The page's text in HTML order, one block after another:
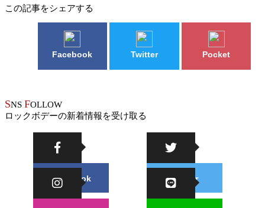
この記事をシェアする
Facebook Twitter Pocket
SNS FOLLOW
ロックボデーの新着情報を受け取る
Facebook Twitter